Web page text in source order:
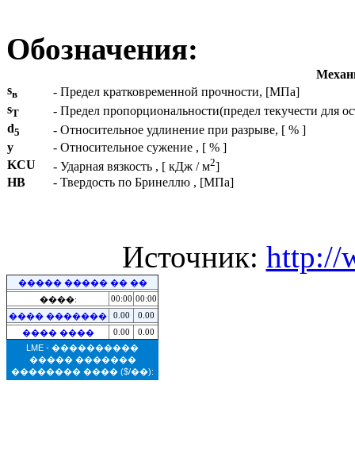
Обозначения:
sв
- Предел кратковременной прочности, [МПа]
sT
- Предел пропорциональности(предел текучести для
d5
- Относительное удлинение при разрыве, [ % ]
y
- Относительное сужение , [ % ]
KCU
- Ударная вязкость , [ кДж / м2]
HB
- Твердость по Бринеллю , [МПа]
Источник: http://
����� ����� �� ��
����:
00:00 00:00
���� �������
0.00
0.00
���� ����
0.00
0.00
LME - ����������
����� �������
�������� ���� ($/��):